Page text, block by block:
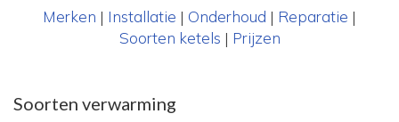
Merken | Installatie | Onderhoud | Reparatie |
Soorten ketels | Prijzen
Soorten verwarming